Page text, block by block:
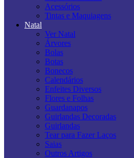
Acessórios
Tintas e Maquiagens
Natal
Ver Natal
Árvores
Bolas
Botas
Bonecos
Calendários
Enfeites Diversos
Flores e Folhas
Guardanapos
Guirlandas Decoradas
Guirlandas
Tear para Fazer Laços
Saias
Outros Artigos